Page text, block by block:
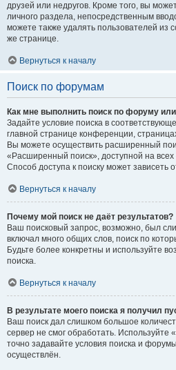
друзей или недругов. Кроме того, вы
личного раздела, непосредственным
можете также удалять пользователей из
же странице.
Вернуться к началу
Поиск по форумам
Как мне выполнить поиск по форуму
Задайте условие поиска в
главной странице конференции,
Вы можете осуществить расширенный
«Расширенный поиск», доступной на
Способ доступа к поиску может зависеть
Вернуться к началу
Почему мой поиск не даёт результатов?
Ваш поисковый запрос, возможно, был
включал много общих слов, поиск по
Будьте более конкретны и используйте
поиска.
Вернуться к началу
В результате моего поиска я получил
Ваш поиск дал слишком большое
сервер не смог обработать.
точно задавайте условия поиска и
осуществлён.